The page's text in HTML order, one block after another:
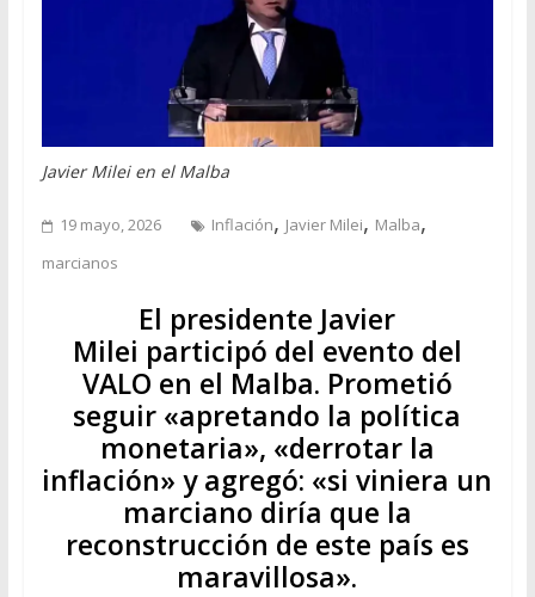
Javier Milei en el Malba
19 mayo, 2026 Inflación, Javier Milei, Malba,
marcianos
El presidente Javier
Milei participó del evento del
VALO en el Malba. Prometió
seguir «apretando la política
monetaria», «derrotar la
inflación» y agregó: «si viniera un
marciano diría que la
reconstrucción de este país es
maravillosa».